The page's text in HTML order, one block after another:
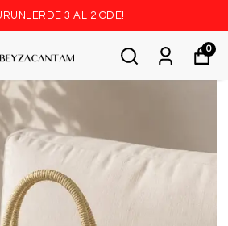
3 AL 2 ÖDE!
0